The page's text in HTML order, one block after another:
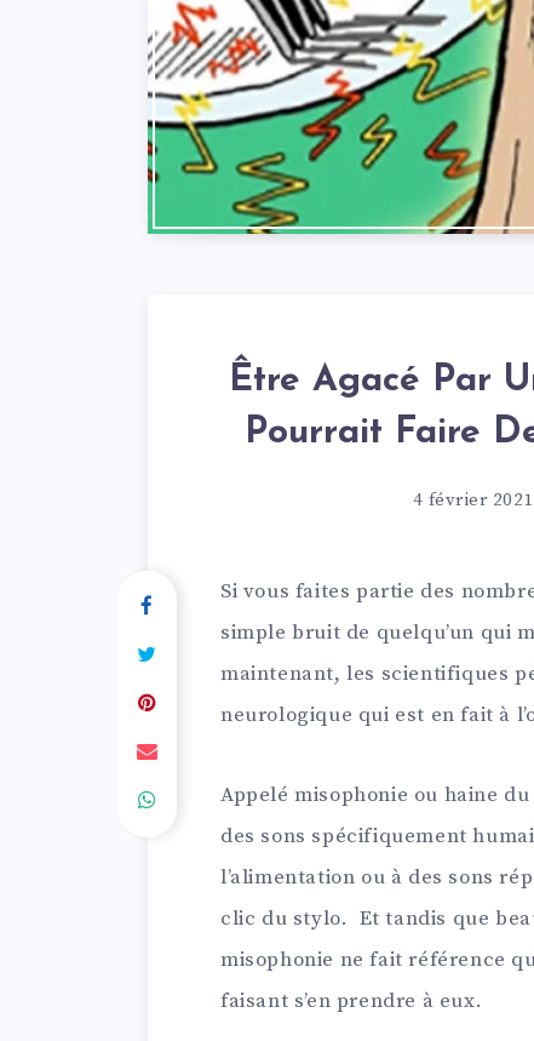
Être Agacé Par
Pourrait Faire
4 février 2021
Si vous faites partie des
simple bruit de quelqu’un qui
maintenant, les scientifiques
neurologique qui est en fait à
Appelé misophonie ou haine
des sons spécifiquement
l’alimentation ou à des sons
clic du stylo. Et tandis que
misophonie ne fait référence
faisant s’en prendre à eux.